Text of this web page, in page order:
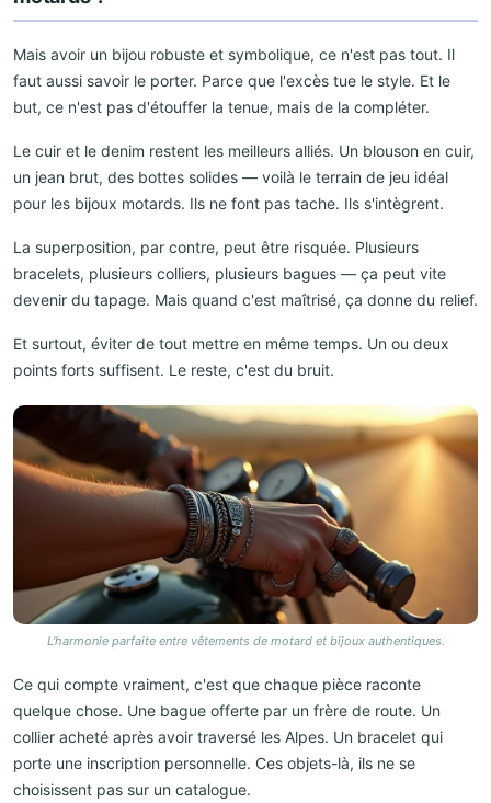
Mais avoir un bijou robuste et symbolique, ce n'est pas tout. Il
faut aussi savoir le porter. Parce que l'excès tue le style. Et le
but, ce n'est pas d'étouffer la tenue, mais de la compléter.
Le cuir et le denim restent les meilleurs alliés. Un blouson en cuir,
un jean brut, des bottes solides — voilà le terrain de jeu idéal
pour les bijoux motards. Ils ne font pas tache. Ils s'intègrent.
La superposition, par contre, peut être risquée. Plusieurs
bracelets, plusieurs colliers, plusieurs bagues — ça peut vite
devenir du tapage. Mais quand c'est maîtrisé, ça donne du relief.
Et surtout, éviter de tout mettre en même temps. Un ou deux
points forts suffisent. Le reste, c'est du bruit.
L'harmonie parfaite entre vêtements de motard et bijoux authentiques.
Ce qui compte vraiment, c'est que chaque pièce raconte
quelque chose. Une bague offerte par un frère de route. Un
collier acheté après avoir traversé les Alpes. Un bracelet qui
porte une inscription personnelle. Ces objets-là, ils ne se
choisissent pas sur un catalogue.